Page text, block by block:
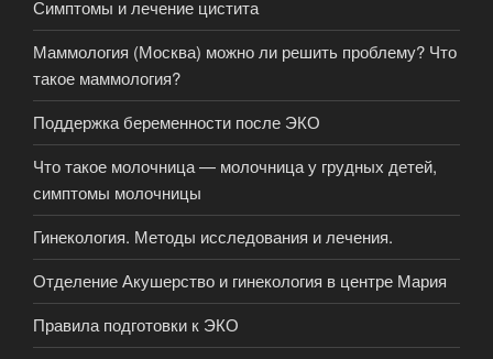
Симптомы и лечение цистита
Маммология (Москва) можно ли решить проблему? Что
такое маммология?
Поддержка беременности после ЭКО
Что такое молочница — молочница у грудных детей,
симптомы молочницы
Гинекология. Методы исследования и лечения.
Отделение Акушерство и гинекология в центре Мария
Правила подготовки к ЭКО